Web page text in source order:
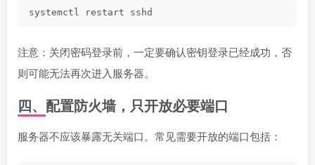
systemctl restart sshd
注意：关闭密码登录前，一定要确认密钥登录已经成功，否
则可能无法再次进入服务器。
四、配置防火墙，只开放必要端口
服务器不应该暴露无关端口。常见需要开放的端口包括：